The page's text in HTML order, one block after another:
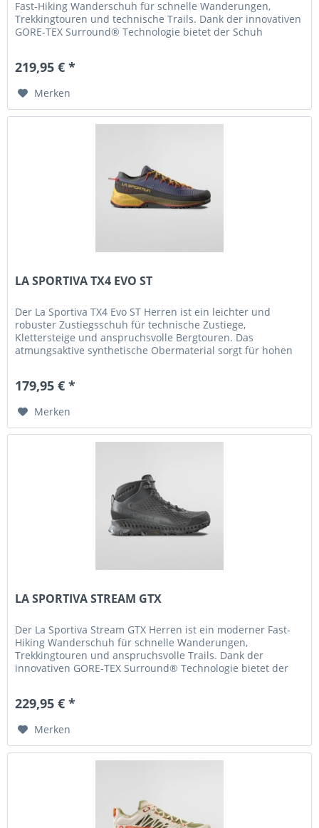
Fast-Hiking Wanderschuh für schnelle Wanderungen,
Trekkingtouren und technische Trails. Dank der innovativen
GORE-TEX Surround® Technologie bietet der Schuh
219,95 € *
Merken
LA SPORTIVA TX4 EVO ST
Der La Sportiva TX4 Evo ST Herren ist ein leichter und
robuster Zustiegsschuh für technische Zustiege,
Klettersteige und anspruchsvolle Bergtouren. Das
atmungsaktive synthetische Obermaterial sorgt für hohen
179,95 € *
Merken
LA SPORTIVA STREAM GTX
Der La Sportiva Stream GTX Herren ist ein moderner Fast-
Hiking Wanderschuh für schnelle Wanderungen,
Trekkingtouren und anspruchsvolle Trails. Dank der
innovativen GORE-TEX Surround® Technologie bietet der
229,95 € *
Merken